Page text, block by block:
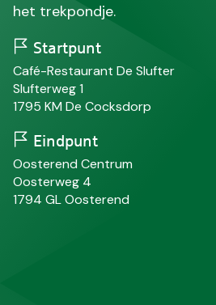
het trekpondje.
Startpunt
N
a
a
Café-Restaurant De Slufter
S
t
a
a
t
Slufterweg 1
P
s
t
c
o
1795 KM P
a
a
t
s
De Cocksdorp
Eindpunt
N
a
a
Oosterend Centrum
S
t
Oosterweg 4
P
1794 GLP
Oosterend